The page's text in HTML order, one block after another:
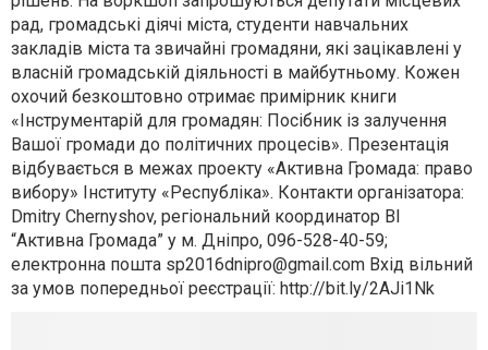
рад, громадські діячі міста, студенти навчальних
закладів міста та звичайні громадяни, які зацікавлені у
власній громадській діяльності в майбутньому. Кожен
охочий безкоштовно отримає примірник книги
«Інструментарій для громадян: Посібник із залучення
Вашої громади до політичних процесів». Презентація
відбувається в межах проекту «Активна Громада: право
вибору» Інституту «Республіка». Контакти організатора:
Dmitry Chernyshov, регіональний координатор ВІ
“Активна Громада” у м. Дніпро, 096-528-40-59;
електронна пошта sp2016dnipro@gmail.com Вхід вільний
за умов попередньої реєстрації: http://bit.ly/2AJi1Nk